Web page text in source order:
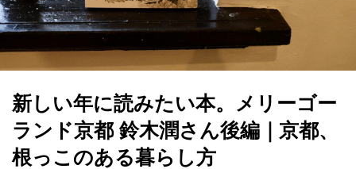
新しい年に読みたい本。メリーゴー
ランド京都 鈴木潤さん後編｜京都、
根っこのある暮らし方